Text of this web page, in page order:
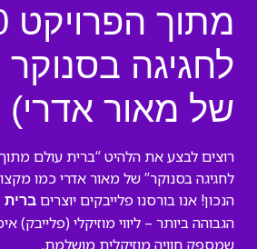
לחגיגה
של מאור אדרי)
לחגיגה בסנוקר” של מאור אדרי כמו
הנכון! אנו בורסנו פלייבקים יוצרים ברית
הגבוהה ביותר – ליווי מוזיקלי (פלייבק)
שמספק חוויה מוזיקלית מושלמת.